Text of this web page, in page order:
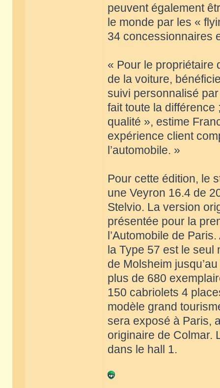
peuvent également
le monde par les «
34 concessionnaires
« Pour le propriétaire
de la voiture,
suivi personnalisé
fait toute la différence
qualité », estime
expérience client
l’automobile. »
Pour cette édition, le
une Veyron 16.4 de
Stelvio. La version
présentée pour la
l’Automobile de
la Type 57 est le seul
de Molsheim
plus de 680
150 cabriolets 4
modèle grand
sera exposé à Paris,
originaire de Colmar.
dans le hall 1.